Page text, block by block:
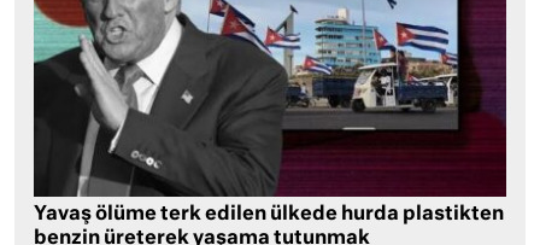
Yavaş ölüme terk edilen ülkede hurda plastikten
benzin üreterek yaşama tutunmak